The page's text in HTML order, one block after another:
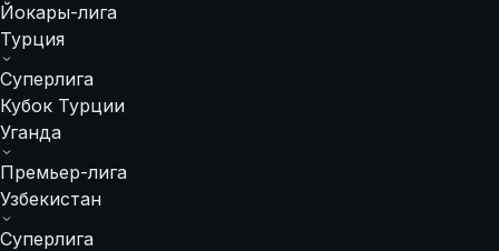
Йокары-лига
Турция
Суперлига
Кубок Турции
Уганда
Премьер-лига
Узбекистан
Суперлига